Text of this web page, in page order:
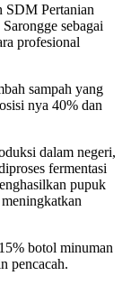
SDM Pertanian
sebagai
profesional
sampah yang
nya 40% dan
dalam negeri,
fermentasi
pupuk
botol minuman
pencacah.